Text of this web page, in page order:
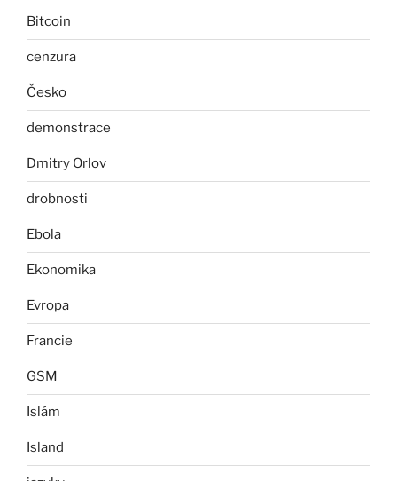
Bitcoin
cenzura
Česko
demonstrace
Dmitry Orlov
drobnosti
Ebola
Ekonomika
Evropa
Francie
GSM
Islám
Island